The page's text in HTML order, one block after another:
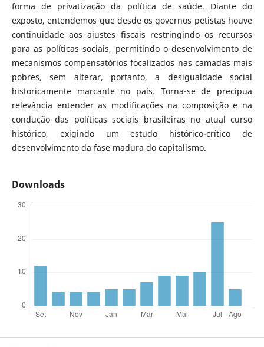
forma de privatização da política de saúde. Diante do
exposto, entendemos que desde os governos petistas houve
continuidade aos ajustes fiscais restringindo os recursos
para as políticas sociais, permitindo o desenvolvimento de
mecanismos compensatórios focalizados nas camadas mais
pobres, sem alterar, portanto, a desigualdade social
historicamente marcante no país. Torna-se de precípua
relevância entender as modificações na composição e na
condução das políticas sociais brasileiras no atual curso
histórico, exigindo um estudo histórico-crítico de
desenvolvimento da fase madura do capitalismo.
Downloads